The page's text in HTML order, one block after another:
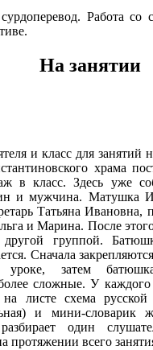
Работа со
На занятии
и класс для занятий
храма
в класс. Здесь уже
и мужчина. Матушка
Татьяна Ивановна,
и Марина. После этого
группой.
Сначала
затем
сложные. У каждого
на листе схема
и мини-словарик
один
протяжении всего